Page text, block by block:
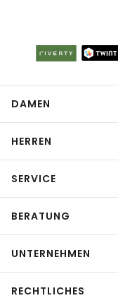
DAMEN
HERREN
SERVICE
BERATUNG
UNTERNEHMEN
RECHTLICHES